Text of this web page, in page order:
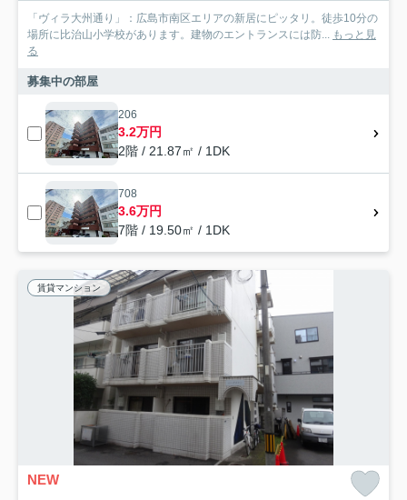
「ヴィラ大州通り」：広島市南区エリアの新居にピッタリ。徒歩10分の
場所に比治山小学校があります。建物のエントランスには防... もっと見
る
募集中の部屋
206
3.2万円
2階 / 21.87㎡ / 1DK
708
3.6万円
7階 / 19.50㎡ / 1DK
賃貸マンション
NEW